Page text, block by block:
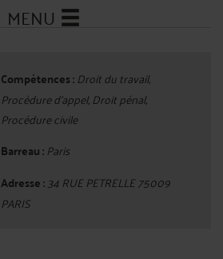
MENU
Compétences : Droit du travail,
Procédure d'appel, Droit pénal,
Procédure civile
Barreau : Paris
Adresse :34 RUE PETRELLE 75009
PARIS